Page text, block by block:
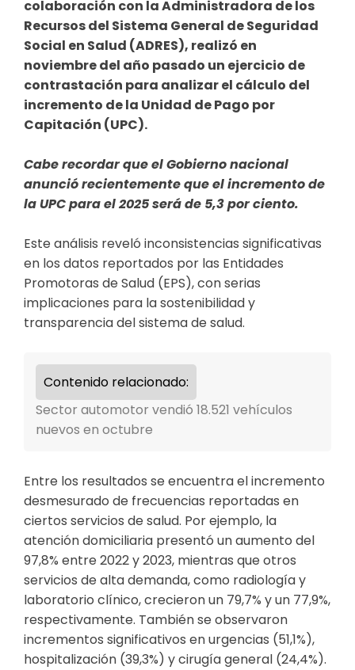
colaboración con la Administradora de los
Recursos del Sistema General de Seguridad
Social en Salud (ADRES), realizó en
noviembre del año pasado un ejercicio de
contrastación para analizar el cálculo del
incremento de la Unidad de Pago por
Capitación (UPC).
Cabe recordar que el Gobierno nacional
anunció recientemente que el incremento de
la UPC para el 2025 será de 5,3 por ciento.
Este análisis reveló inconsistencias significativas
en los datos reportados por las Entidades
Promotoras de Salud (EPS), con serias
implicaciones para la sostenibilidad y
transparencia del sistema de salud.
Contenido relacionado:
Sector automotor vendió 18.521 vehículos
nuevos en octubre
Entre los resultados se encuentra el incremento
desmesurado de frecuencias reportadas en
ciertos servicios de salud. Por ejemplo, la
atención domiciliaria presentó un aumento del
97,8% entre 2022 y 2023, mientras que otros
servicios de alta demanda, como radiología y
laboratorio clínico, crecieron un 79,7% y un 77,9%,
respectivamente. También se observaron
incrementos significativos en urgencias (51,1%),
hospitalización (39,3%) y cirugía general (24,4%).